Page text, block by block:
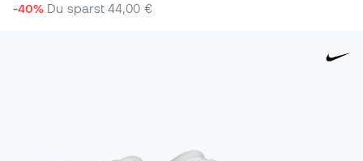
-40% Du sparst44,00 €